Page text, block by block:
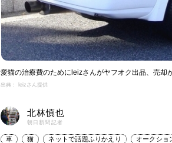
愛猫の治療費のためにleizさんがヤフオク出品、売却
出典： leizさん提供
北林慎也
朝日新聞記者
車 猫 ネットで話題ふりかえり オークショ